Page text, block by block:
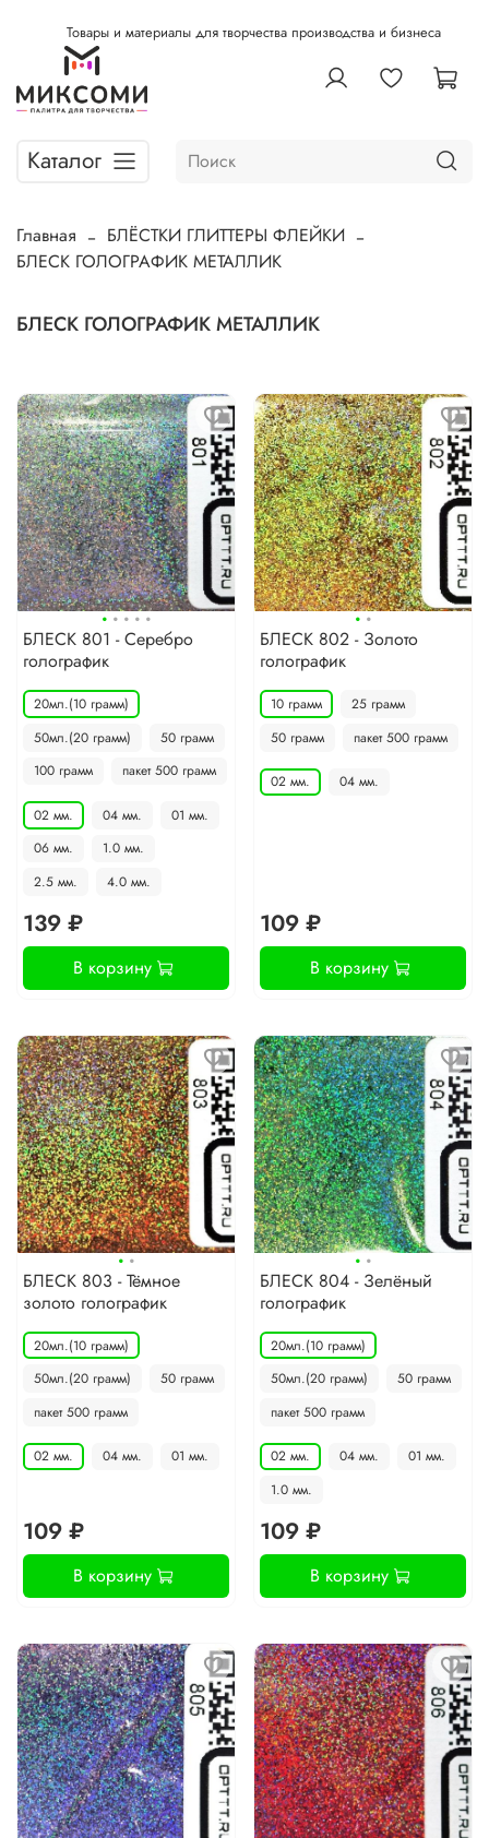
Товары и материалы для творчества производства и бизнеса
Каталог
Главная
БЛЁСТКИ ГЛИТТЕРЫ ФЛЕЙКИ
БЛЕСК ГОЛОГРАФИК МЕТАЛЛИК
БЛЕСК ГОЛОГРАФИК МЕТАЛЛИК
·····
БЛЕСК 801 - Серебро
голографик
20мл.(10 грамм)
50мл.(20 грамм)
50 грамм
100 грамм
пакет 500 грамм
02 мм. 04 мм.
01 мм.
06 мм.
1.0 мм.
2.5 мм.
4.0 мм.
139 ₽
В корзину
··
БЛЕСК 802 - Золото
голографик
10 грамм
25 грамм
50 грамм
пакет 500 грамм
02 мм. 04 мм.
109 ₽
В корзину
··
БЛЕСК 803 - Тёмное
золото голографик
20мл.(10 грамм)
50мл.(20 грамм)
50 грамм
пакет 500 грамм
02 мм. 04 мм. 01 мм.
109 ₽
В корзину
··
БЛЕСК 804 - Зелёный
голографик
20мл.(10 грамм)
50мл.(20 грамм)
50 грамм
пакет 500 грамм
02 мм. 04 мм.
01 мм.
1.0 мм.
109 ₽
В корзину